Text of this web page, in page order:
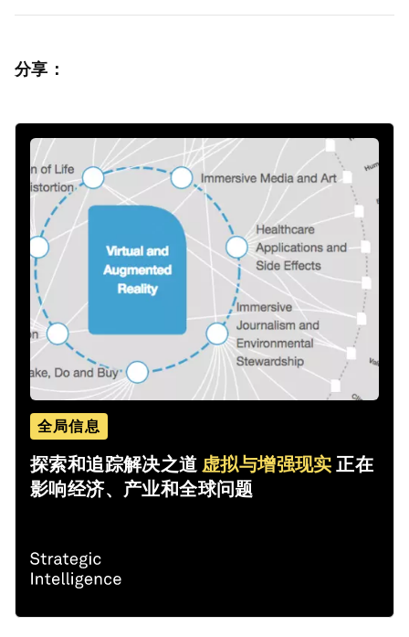
分享：
全局信息
探索和追踪解决之道 虚拟与增强现实 正在
影响经济、产业和全球问题